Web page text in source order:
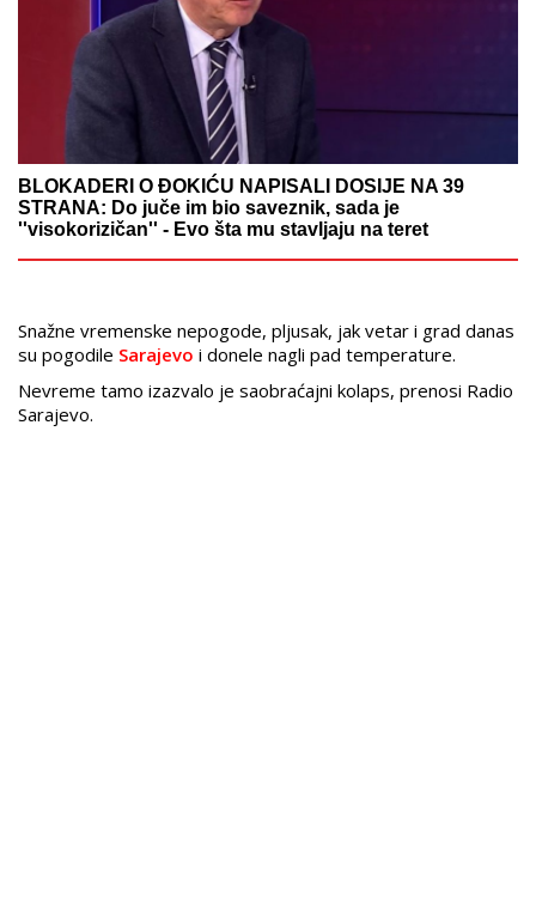
BLOKADERI O ĐOKIĆU NAPISALI DOSIJE NA 39
STRANA: Do juče im bio saveznik, sada je
''visokorizičan'' - Evo šta mu stavljaju na teret
Snažne vremenske nepogode, pljusak, jak vetar i grad danas
su pogodile Sarajevo i donele nagli pad temperature.
Nevreme tamo izazvalo je saobraćajni kolaps, prenosi Radio
Sarajevo.